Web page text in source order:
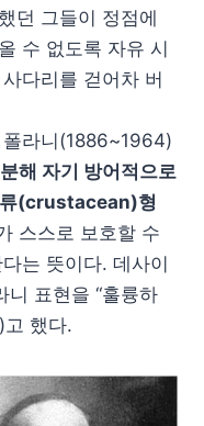
던 그들이 정점에
수 없도록 자유 시
다리를 걷어차 버
라니(1886~1964)
해 자기 방어적으로
류(crustacean)형
스스로 보호할 수
는 뜻이다. 데사이
니 표현을 “훌륭하
했다.